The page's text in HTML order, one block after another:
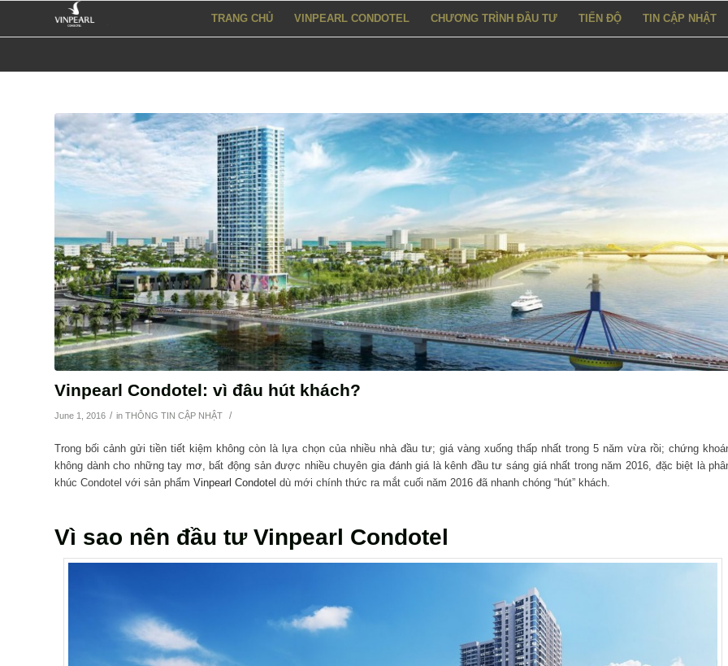
TRANG CHỦ VINPEARL CONDOTEL CHƯƠNG TRÌNH ĐẦU TƯ TIẾN ĐỘ TIN CẬP NHẬT
Vinpearl Condotel: vì đâu hút khách?
June 1, 2016 / in THÔNG TIN CẬP NHẬT /
Trong bối cảnh gửi tiền tiết kiệm không còn là lựa chọn của nhiều nhà đầu tư; giá vàng xuống thấp nhất trong 5 năm vừa rồi; chứng
không dành cho những tay mơ, bất động sản được nhiều chuyên gia đánh giá là kênh đầu tư sáng giá nhất trong năm 2016, đặc biệt là
khúc Condotel với sản phẩm Vinpearl Condotel dù mới chính thức ra mắt cuối năm 2016 đã nhanh chóng “hút” khách.
Vì sao nên đầu tư Vinpearl Condotel